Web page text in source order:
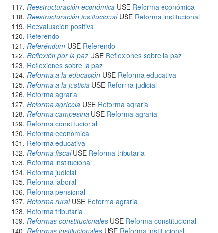
Reestructuración económica USE Reforma económica
Reestructuración institucionalUSE Reforma institucional
Reevaluación positiva
Referendo
Referéndum USE Referendo
Reflexión por la paz USE Reflexiones sobre la paz
Reflexiones sobre la paz
Reforma a la educación USE Reforma educativa
Reforma a la justicia USE Reforma judicial
Reforma agraria
Reforma agrícola USE Reforma agraria
Reforma campesina USE Reforma agraria
Reforma constitucional
Reforma económica
Reforma educativa
Reforma fiscalUSE Reforma tributaria
Reforma institucional
Reforma judicial
Reforma laboral
Reforma pensional
Reforma ruralUSE Reforma agraria
Reforma tributaria
Reformas constitucionales USE Reforma constitucional
Reformas institucionales USE Reforma institucional